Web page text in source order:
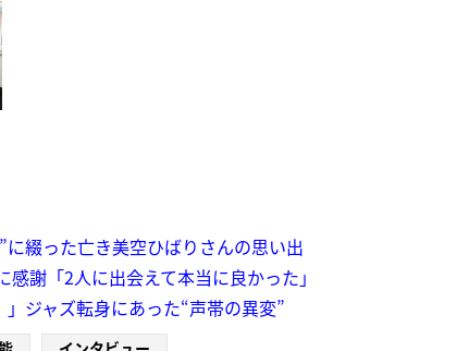
に綴った亡き美空ひばりさんの思い出
謝「2人に出会えて本当に良かった」
ジャズ転身にあった“声帯の異変”